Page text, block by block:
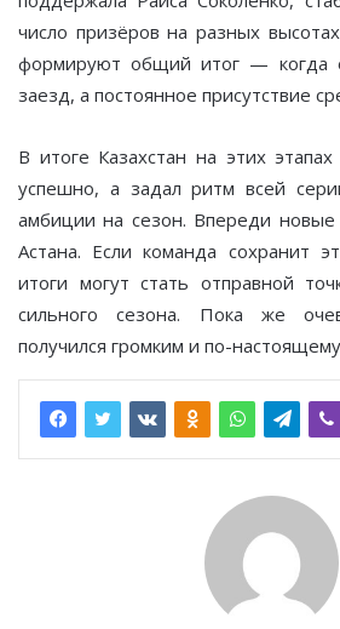
число призёров на разных
формируют общий итог — когда
заезд, а постоянное присутствие
В итоге Казахстан на этих
успешно, а задал ритм всей
амбиции на сезон. Впереди
Астана. Если команда сохранит
итоги могут стать отправной
сильного сезона. Пока же
получился громким и по-